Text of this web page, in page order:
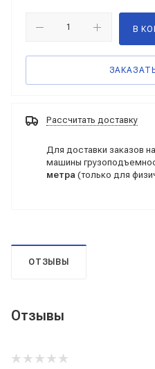
В
Рассчитать доставку
Для доставки заказов
машины
метра (только для
ОТЗЫВЫ
Отзывы